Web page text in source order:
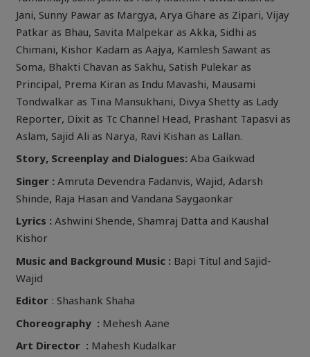
Jani, Sunny Pawar as Margya, Arya Ghare as Zipari, Vijay
Patkar as Bhau, Savita Malpekar as Akka, Sidhi as
Chimani, Kishor Kadam as Aajya, Kamlesh Sawant as
Soma, Bhakti Chavan as Sakhu, Satish Pulekar as
Principal, Prema Kiran as Indu Mavashi, Mausami
Tondwalkar as Tina Mansukhani, Divya Shetty as Lady
Reporter, Dixit as Tc Channel Head, Prashant Tapasvi as
Aslam, Sajid Ali as Narya, Ravi Kishan as Lallan.
Story, Screenplay and Dialogues: Aba Gaikwad
Singer : Amruta Devendra Fadanvis, Wajid, Adarsh
Shinde, Raja Hasan and Vandana Saygaonkar
Lyrics : Ashwini Shende, Shamraj Datta and Kaushal
Kishor
Music and Background Music : Bapi Titul and Sajid-
Wajid
Editor: Shashank Shaha
Choreography : Mehesh Aane
Art Director : Mahesh Kudalkar